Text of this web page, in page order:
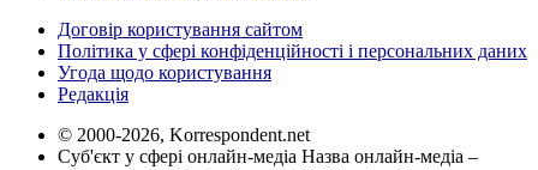
Договір користування сайтом
Політика у сфері конфіденційності і персональних даних
Угода щодо користування
Редакція
© 2000-2026, Korrespondent.net
Суб'єкт у сфері онлайн-медіа Назва онлайн-медіа –